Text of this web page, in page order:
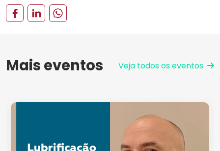
Mais eventos Veja todos os eventos